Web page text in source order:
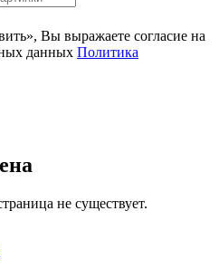
Вы выражаете согласие на
данных Политика
не существует.